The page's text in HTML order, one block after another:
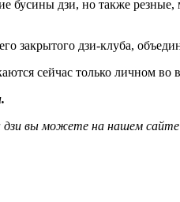
бусины дзи, но также
закрытого дзи-клуба,
сейчас только личном
дзи вы можете на нашем сайте